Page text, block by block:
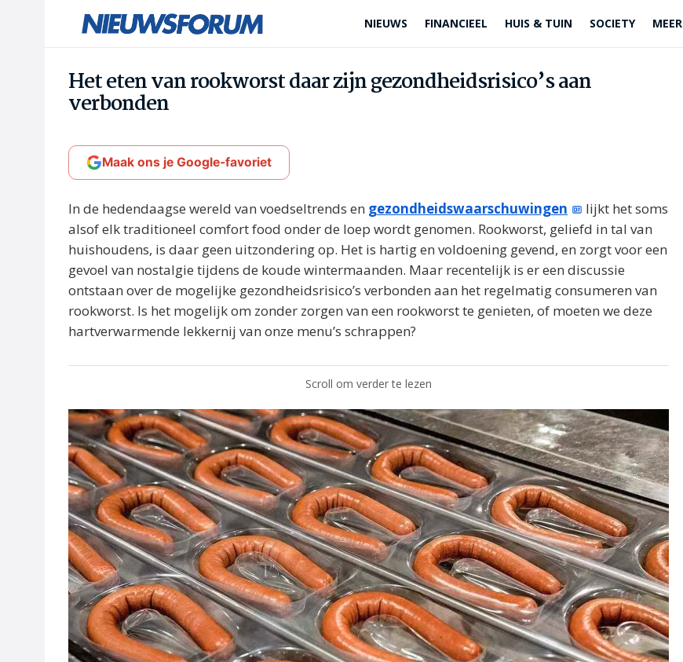
NIEUWS FINANCIEEL HUIS & TUIN SOCIETY MEER
Het eten van rookworst daar zijn gezondheidsrisico’s aan
verbonden
Maak ons je Google-favoriet
In de hedendaagse wereld van voedseltrends en gezondheidswaarschuwingen
lijkt het soms
alsof elk traditioneel comfort food onder de loep wordt genomen. Rookworst, geliefd in tal van
huishoudens, is daar geen uitzondering op. Het is hartig en voldoening gevend, en zorgt voor een
gevoel van nostalgie tijdens de koude wintermaanden. Maar recentelijk is er een discussie
ontstaan over de mogelijke gezondheidsrisico’s verbonden aan het regelmatig consumeren van
rookworst. Is het mogelijk om zonder zorgen van een rookworst te genieten, of moeten we deze
hartverwarmende lekkernij van onze menu’s schrappen?
Scroll om verder te lezen